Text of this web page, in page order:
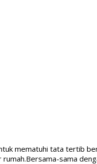
mematuhi tata tertib
sama